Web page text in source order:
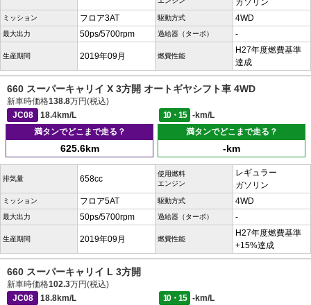
ガソリン
ミッション フロア3AT 駆動方式 4WD
最大出力 50ps/5700rpm 過給器（ターボ） -
生産期間 2019年09月 燃費性能
H27年度燃費基準
達成
660 スーパーキャリイ X 3方開 オートギヤシフト車 4WD
新車時価格138.8万円(税込)
JC08
18.4km/L 10・15
-km/L
満タンでどこまで走る？
625.6km
満タンでどこまで走る？
-km
排気量 658cc
使用燃料
エンジン
レギュラー
ガソリン
ミッション フロア5AT 駆動方式 4WD
最大出力 50ps/5700rpm 過給器（ターボ） -
生産期間 2019年09月 燃費性能
H27年度燃費基準
+15%達成
660 スーパーキャリイ L 3方開
新車時価格102.3万円(税込)
JC08
18.8km/L 10・15
-km/L